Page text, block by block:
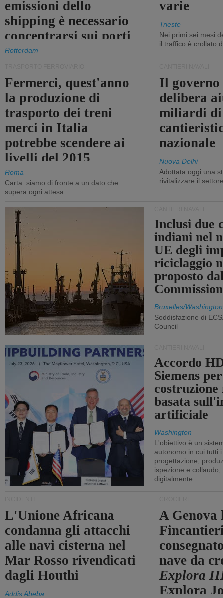
emissioni dello
shipping è necessario
concentrarsi sui porti
Rotterdam
varie
Trieste
Nei primi sei mesi
il traffico è crollato
Fermerci, quest'anno
la produzione di
trasporto dei treni
merci in Italia
potrebbe scendere ai
livelli del 2015
Roma
Carta: siamo di fronte a un dato che
supera ogni attesa
Il
delibera
miliardi
nazionale
Nuova Delhi
Adottata oggi una
rivitalizzare il settore
Inclusi due
indiani nel
UE degli
riciclaggio
proposto
Bruxelles/Washington
Soddisfazione di
Council
Accordo
Siemens
costruzione
basata
artificiale
Washington
L'obiettivo è un
autonomo in cui tutti
progettazione,
ispezione e collaudo,
digitalmente
L'Unione Africana
condanna gli attacchi
alle navi cisterna nel
Mar Rosso rivendicati
dagli Houthi
Addis Abeba
A Genova
nave da
Explora
Explora